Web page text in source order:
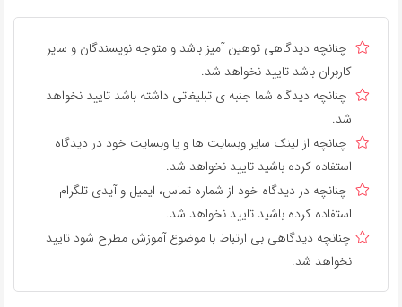
چنانچه دیدگاهی توهین آمیز باشد و متوجه نویسندگان و سایر
کاربران باشد تایید نخواهد شد.
چنانچه دیدگاه شما جنبه ی تبلیغاتی داشته باشد تایید نخواهد
شد.
چنانچه از لینک سایر وبسایت ها و یا وبسایت خود در دیدگاه
استفاده کرده باشید تایید نخواهد شد.
چنانچه در دیدگاه خود از شماره تماس، ایمیل و آیدی تلگرام
استفاده کرده باشید تایید نخواهد شد.
چنانچه دیدگاهی بی ارتباط با موضوع آموزش مطرح شود تایید
نخواهد شد.